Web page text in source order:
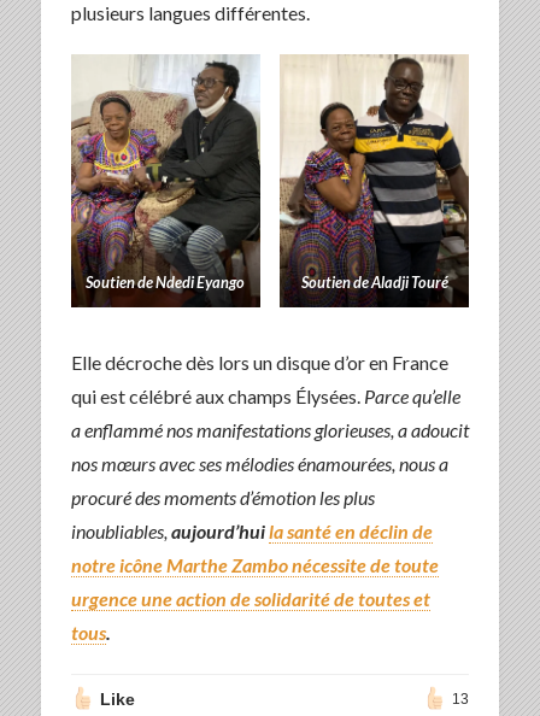
plusieurs langues différentes.
Soutien de Ndedi Eyango Soutien de Aladji Touré
Elle décroche dès lors un disque d’or en France
qui est célébré aux champs Élysées. Parce qu’elle
a enflammé nos manifestations glorieuses, a adoucit
nos mœurs avec ses mélodies énamourées, nous a
procuré des moments d’émotion les plus
inoubliables, aujourd’huila santé en déclin de
notre icône Marthe Zambo nécessite de toute
urgence une action de solidarité de toutes et
tous.
Like 13